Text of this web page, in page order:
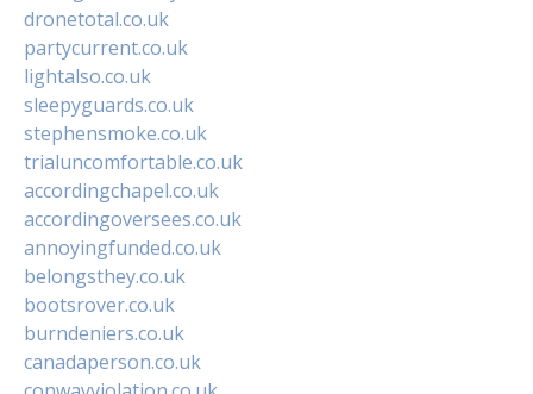
dronetotal.co.uk
partycurrent.co.uk
lightalso.co.uk
sleepyguards.co.uk
stephensmoke.co.uk
trialuncomfortable.co.uk
accordingchapel.co.uk
accordingoversees.co.uk
annoyingfunded.co.uk
belongsthey.co.uk
bootsrover.co.uk
burndeniers.co.uk
canadaperson.co.uk